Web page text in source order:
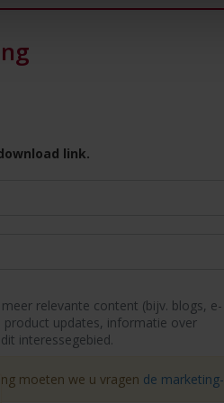
link.
relevante content (bijv. blogs, e-
updates, informatie over
interessegebied.
moeten we u vragen de marketing-